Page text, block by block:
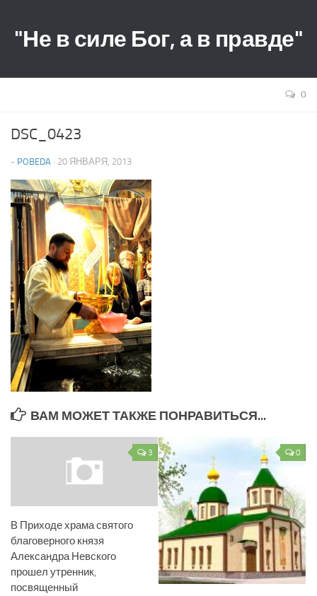
"Не в силе Бог, а в правде"
0
DSC_0423
- POBEDA · 20 ЯНВАРЯ, 2013
ВАМ МОЖЕТ ТАКЖЕ ПОНРАВИТЬСЯ...
3
В Приходе храма святого
благоверного князя
Александра Невского
прошел утренник,
посвященный
0